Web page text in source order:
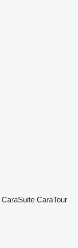
CaraSuite CaraTour